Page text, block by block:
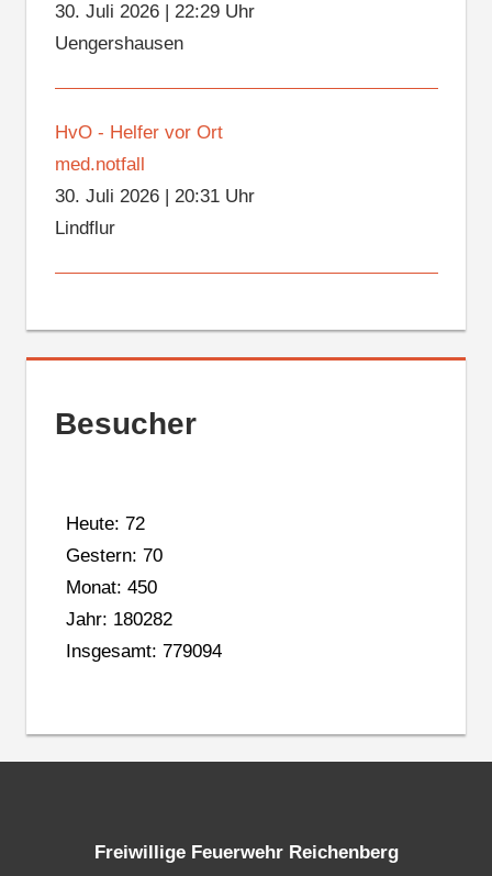
30. Juli 2026| 22:29 Uhr
Uengershausen
HvO - Helfer vor Ort
med.notfall
30. Juli 2026| 20:31 Uhr
Lindflur
Besucher
Heute: 72
Gestern: 70
Monat: 450
Jahr: 180282
Insgesamt: 779094
Freiwillige Feuerwehr Reichenberg